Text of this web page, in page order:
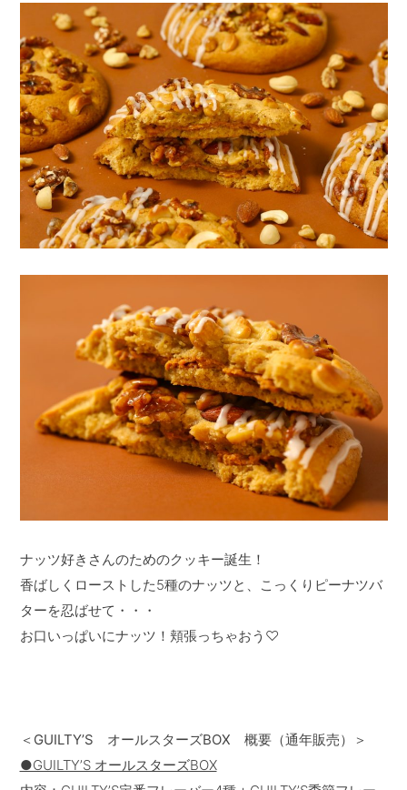
ナッツ好きさんのためのクッキー誕生！
香ばしくローストした5種のナッツと、こっくりピーナツバ
ターを忍ばせて・・・
お口いっぱいにナッツ！頬張っちゃおう♡
＜GUILTY’S オールスターズBOX 概要（通年販売）＞
●GUILTYʼS オールスターズBOX